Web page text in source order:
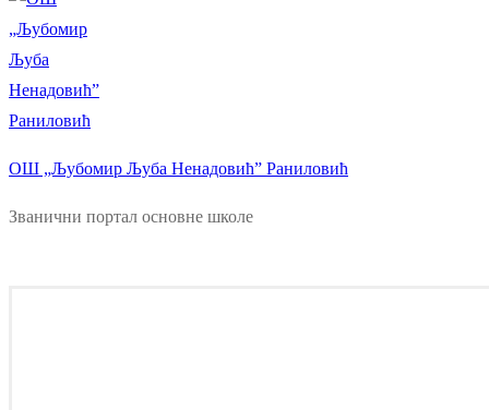
ОШ „Љубомир Љуба Ненадовић” Раниловић
Званични портал основне школе